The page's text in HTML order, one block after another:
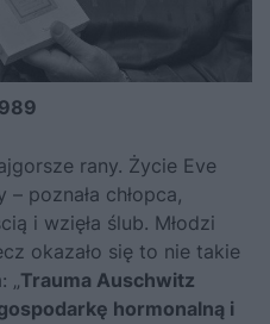
rany. Życie Eve
poznała chłopca,
i wzięła ślub. Młodzi
okazało się to nie takie
„Trauma Auschwitz
hormonalną i